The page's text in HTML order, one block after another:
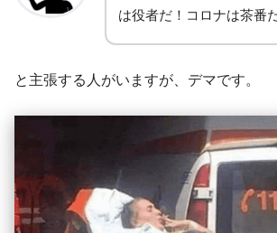
は役者だ！コロナは茶番
と主張する人がいますが、デマです。